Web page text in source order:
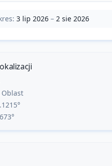
3 lip 2026– 2 sie 2026
Oblast
°
°